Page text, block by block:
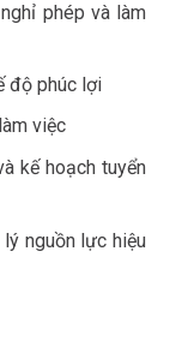
phép và làm
độ phúc lợi
việc
kế hoạch tuyển
lý nguồn lực hiệu